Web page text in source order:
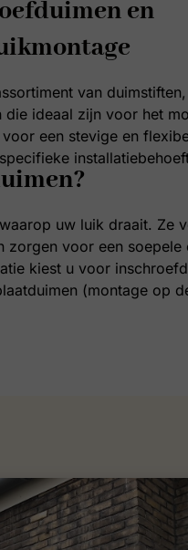
en
van duimstiften,
ideaal zijn voor het
een stevige en
uw luik draait. Ze
voor een soepele
kiest u voor
(montage op